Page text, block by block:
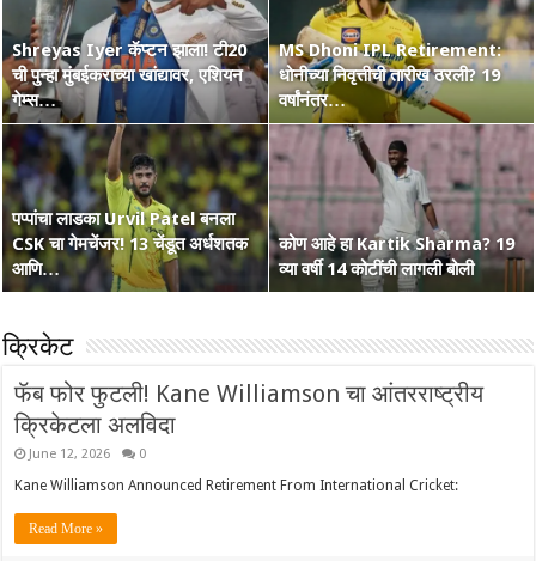
Shreyas Iyer कॅप्टन झाला! टी20
ची पुन्हा मुंबईकराच्या खांद्यावर, एशियन
गेम्स…
MS Dhoni IPL Retirement:
धोनीच्या निवृत्तीची तारीख ठरली? 19
वर्षांनंतर…
पप्पांचा लाडका Urvil Patel बनला
CSK चा गेमचेंजर! 13 चेंडूत अर्धशतक
आणि…
कोण आहे हा Kartik Sharma? 19
व्या वर्षी 14 कोटींची लागली बोली
कोण हा Raghu Sharma? वय 33,
कृष्णभक्त, शेन वॉर्न आणि बरंच काही
वंडर बॉय Vaibhav Suryavanshi
चा आणखी एक शतकी धमाका! 36 चेंडूत
…
सरपंच श्रेयसच्या Punjab Kings चा
वर्ल्ड रेकॉर्ड! दिल्लीविरूद्ध चेस केले 264
Australia Retain The Ashes
2025-2026
क्रिकेट
फॅब फोर फुटली! Kane Williamson चा आंतरराष्ट्रीय
क्रिकेटला अलविदा
June 12, 2026 0
Kane Williamson Announced Retirement From International Cricket:
Read More »